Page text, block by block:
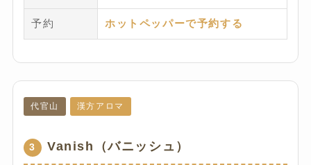
予約 ホットペッパーで予約する
代官山 漢方アロマ
3 Vanish（バニッシュ）